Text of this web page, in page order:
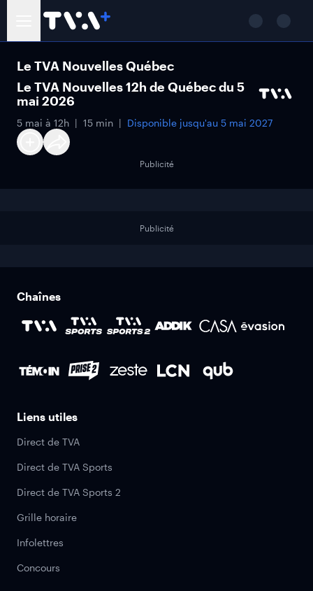
Le TVA Nouvelles Québec
Le TVA Nouvelles 12h de Québec du 5
mai 2026
5 mai à 12h 15 min Disponible jusqu'au 5 mai 2027
Publicité
Publicité
Chaînes
Liens utiles
Direct de TVA
Direct de TVA Sports
Direct de TVA Sports 2
Grille horaire
Infolettres
Concours